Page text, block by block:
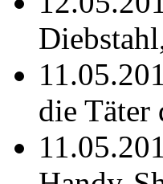
die Täter